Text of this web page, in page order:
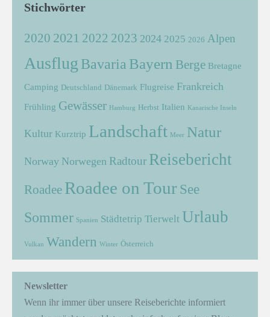
Stichwörter
2020 2021 2022 2023 2024 2025 2026 Alpen
Ausflug Bavaria Bayern Berge Bretagne
Camping Deutschland Dänemark Flugreise Frankreich
Frühling Gewässer Hamburg Herbst Italien Kanarische Inseln
Kultur Kurztrip Landschaft Meer Natur
Norway Norwegen Radtour Reisebericht
Roadee Roadee on Tour See
Sommer Spanien Städtetrip Tierwelt Urlaub
Vulkan Wandern Winter Österreich
Newsletter
Wenn ihr immer über unsere Reiseberichte informiert